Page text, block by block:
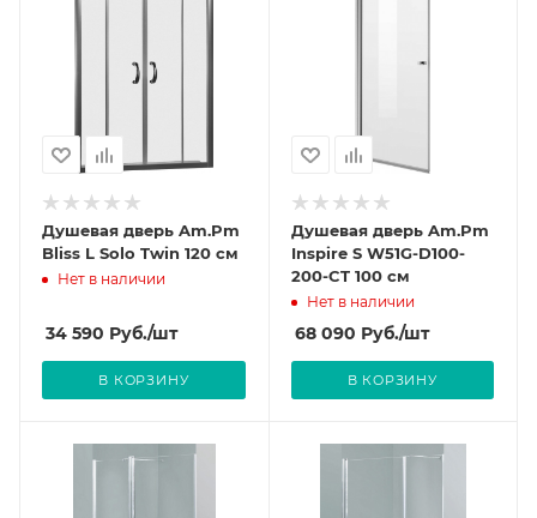
Душевая дверь Am.Pm
Bliss L Solo Twin 120 см
Нет в наличии
34 590 Руб./шт
В КОРЗИНУ
Душевая дверь Am.Pm
Inspire S W51G-D100-
200-CT 100 см
Нет в наличии
68 090 Руб./шт
В КОРЗИНУ